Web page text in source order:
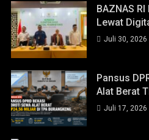
BAZNAS
Lewat
Juli 30, 2026
Pansus
Alat Berat
Juli 17, 2026